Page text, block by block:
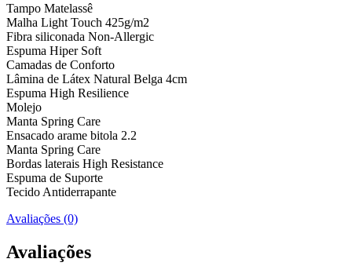
Tampo Matelassê
Malha Light Touch 425g/m2
Fibra siliconada Non-Allergic
Espuma Hiper Soft
Camadas de Conforto
Lâmina de Látex Natural Belga 4cm
Espuma High Resilience
Molejo
Manta Spring Care
Ensacado arame bitola 2.2
Manta Spring Care
Bordas laterais High Resistance
Espuma de Suporte
Tecido Antiderrapante
Avaliações (0)
Avaliações